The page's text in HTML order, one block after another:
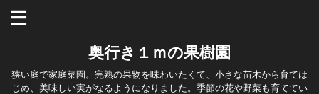
奥行き１ｍの果樹園
狭い庭で家庭菜園。完熟の果物を味わいたくて、小さな苗木から育ては
じめ、美味しい実がなるようになりました。季節の花や野菜も育ててい